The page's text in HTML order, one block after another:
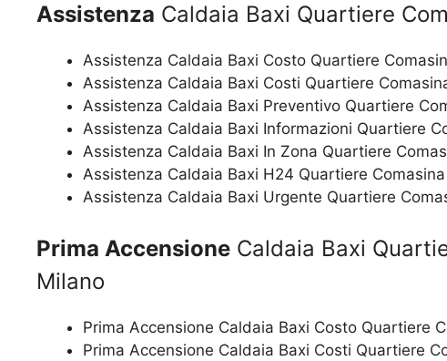
Assistenza Caldaia Baxi Quartiere
Assistenza Caldaia Baxi Costo Quartiere
Assistenza Caldaia Baxi Costi Quartiere
Assistenza Caldaia Baxi Preventivo Quartiere
Assistenza Caldaia Baxi Informazioni Quartiere
Assistenza Caldaia Baxi In Zona Quartiere
Assistenza Caldaia Baxi H24 Quartiere
Assistenza Caldaia Baxi Urgente Quartiere
Prima Accensione Caldaia Baxi
Milano
Prima Accensione Caldaia Baxi Costo Quartiere
Prima Accensione Caldaia Baxi Costi Quartiere